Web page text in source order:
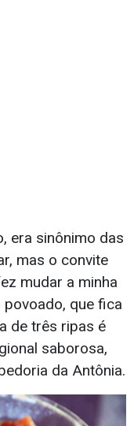
era sinônimo das
mas o convite
mudar a minha
que fica
de três ripas é
saborosa,
da Antônia.